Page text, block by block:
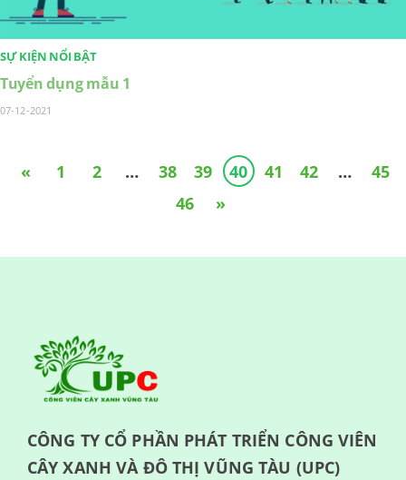
SỰ KIỆN NỔI BẬT
Tuyển dụng mẫu 1
07-12-2021
« 1 2 … 38 39 40 41 42 …
45
46
»
CÔNG TY CỔ PHẦN PHÁT TRIỂN CÔNG VIÊN
CÂY XANH VÀ ĐÔ THỊ VŨNG TÀU (UPC)